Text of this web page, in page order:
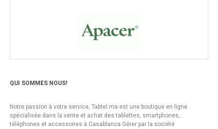
QUI SOMMES NOUS!
Notre passion à votre service, Tabtel.ma est une boutique en ligne
spécialisée dans la vente et achat des tablettes, smartphones,
téléphones et accessoires à Casablanca Gérer par la société